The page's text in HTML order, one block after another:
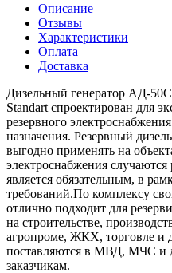
Описание
Отзывы
Характеристики
Оплата
Доставка
Дизельный генератор АД-
Standart спроектирован для
резервного
назначения. Резервный
выгодно применять на
электроснабжения случаются
является обязательным, в
требований.По комплексу
отлично подходит для
на строительстве,
агропроме, ЖКХ, торговле и
поставляются в МВД, МЧС и
заказчикам.